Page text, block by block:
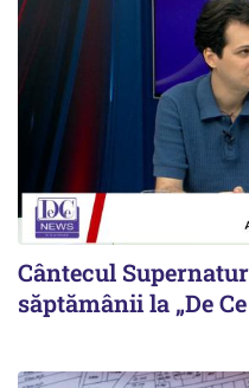
Cântecul
săptămânii la „De